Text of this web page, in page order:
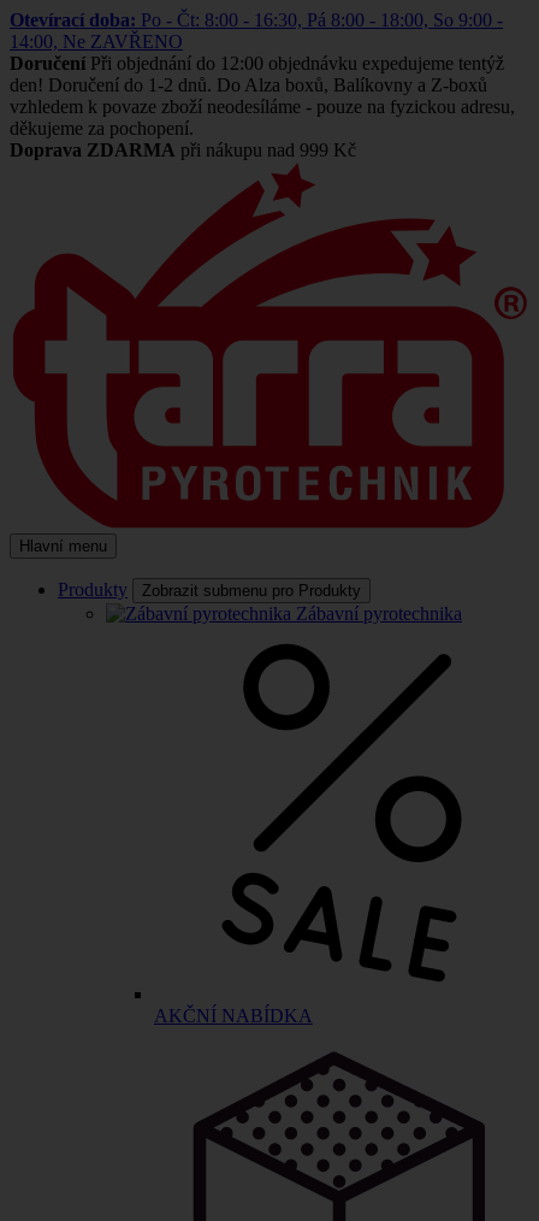
Otevírací doba: Po - Čt: 8:00 - 16:30, Pá 8:00 - 18:00, So 9:00 -
14:00, Ne ZAVŘENO
Doručení Při objednání do 12:00 objednávku expedujeme tentýž
den! Doručení do 1-2 dnů. Do Alza boxů, Balíkovny a Z-boxů
vzhledem k povaze zboží neodesíláme - pouze na fyzickou adresu,
děkujeme za pochopení.
Doprava ZDARMA při nákupu nad 999 Kč
Hlavní menu
Produkty Zobrazit submenu pro Produkty
Zábavní pyrotechnika
AKČNÍ NABÍDKA